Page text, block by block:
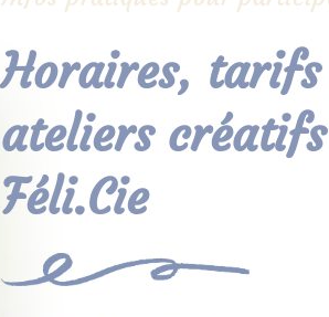
Horaires,
ateliers
Féli.Cie